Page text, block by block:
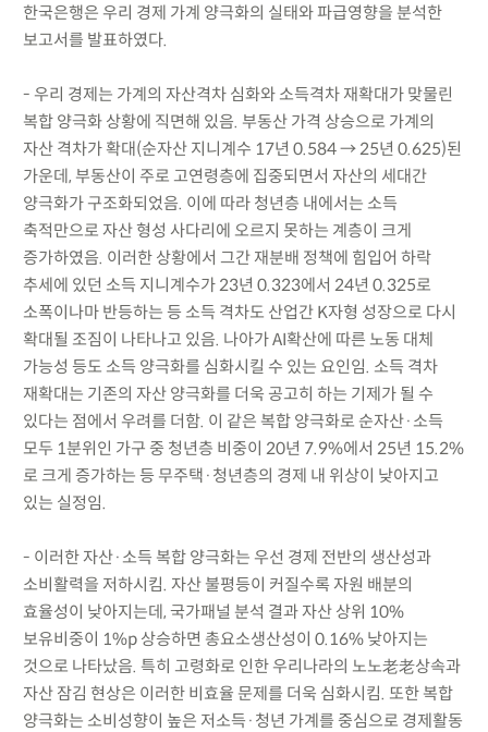
한국은행은 우리 경제 가계 양극화의 실태와 파급영향을 분석한
보고서를 발표하였다.
- 우리 경제는 가계의 자산격차 심화와 소득격차 재확대가 맞물린
복합 양극화 상황에 직면해 있음. 부동산 가격 상승으로 가계의
자산 격차가 확대(순자산 지니계수 17년 0.584 → 25년 0.625)된
가운데, 부동산이 주로 고연령층에 집중되면서 자산의 세대간
양극화가 구조화되었음. 이에 따라 청년층 내에서는 소득
축적만으로 자산 형성 사다리에 오르지 못하는 계층이 크게
증가하였음. 이러한 상황에서 그간 재분배 정책에 힘입어 하락
추세에 있던 소득 지니계수가 23년 0.323에서 24년 0.325로
소폭이나마 반등하는 등 소득 격차도 산업간 K자형 성장으로 다시
확대될 조짐이 나타나고 있음. 나아가 AI확산에 따른 노동 대체
가능성 등도 소득 양극화를 심화시킬 수 있는 요인임. 소득 격차
재확대는 기존의 자산 양극화를 더욱 공고히 하는 기제가 될 수
있다는 점에서 우려를 더함. 이 같은 복합 양극화로 순자산·소득
모두 1분위인 가구 중 청년층 비중이 20년 7.9%에서 25년 15.2%
로 크게 증가하는 등 무주택·청년층의 경제 내 위상이 낮아지고
있는 실정임.
- 이러한 자산·소득 복합 양극화는 우선 경제 전반의 생산성과
소비활력을 저하시킴. 자산 불평등이 커질수록 자원 배분의
효율성이 낮아지는데, 국가패널 분석 결과 자산 상위 10%
보유비중이 1%p 상승하면 총요소생산성이 0.16% 낮아지는
것으로 나타났음. 특히 고령화로 인한 우리나라의 노노老老상속과
자산 잠김 현상은 이러한 비효율 문제를 더욱 심화시킴. 또한 복합
양극화는 소비성향이 높은 저소득·청년 가계를 중심으로 경제활동